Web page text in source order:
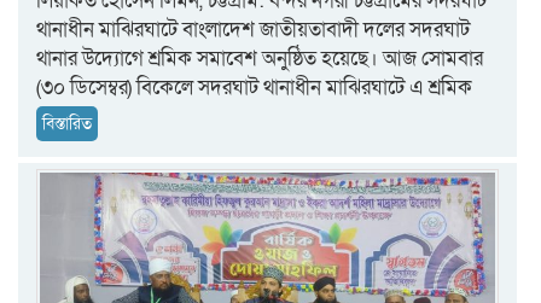
থানাধীন মাঝিরঘাটে বাংলাদেশ জাতীয়তাবাদী দলের সদরঘাট
থানার উদ্যোগে শ্রমিক সমাবেশ অনুষ্ঠিত হয়েছে। আজ সোমবার
(৩০ ডিসেম্বর) বিকেলে সদরঘাট থানাধীন মাঝিরঘাটে এ শ্রমিক
বিস্তারিত